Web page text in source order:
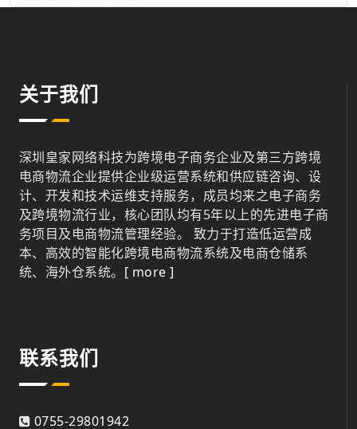
关于我们
深圳皇家网络科技为跨境电子商务企业及第三方跨境
电商物流企业提供企业级运营系统和供应链咨询、设
计、开发和技术运维支持服务，成员均来之电子商务
及跨境物流行业，核心团队均有5年以上的先进电子商
务项目及电商物流管理经验。 致力于打造低运营成
本、高效的智能化跨境电商物流系统及电商仓储系
统、海外仓系统。 [ more ]
联系我们
0755-29801942